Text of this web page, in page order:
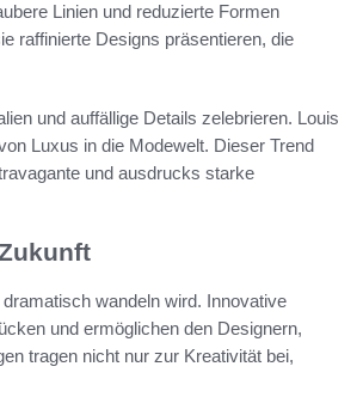
Linien und reduzierte Formen
raffinierte Designs präsentieren, die
und auffällige Details zelebrieren. Louis
Luxus in die Modewelt. Dieser Trend
und ausdrucks starke
wandeln wird. Innovative
und ermöglichen den Designern,
tragen nicht nur zur Kreativität bei,